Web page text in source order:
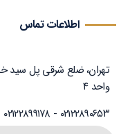
اطلاعات تماس
واحد ۴
۰۲۱۲۲۸۹۰۶۵۳ - ۰۲۱۲۲۸۹۹۱۷۸